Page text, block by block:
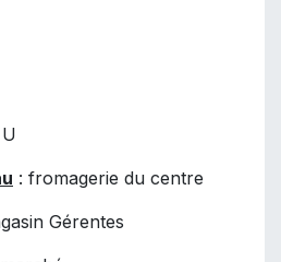
: fromagerie du centre
Gérentes